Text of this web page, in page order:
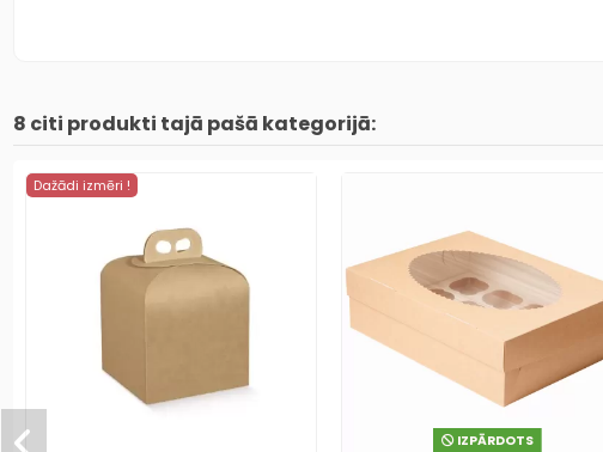
8 citi produkti tajā pašā kategorijā:
Dažādi izmēri !
IZPĀRDOTS